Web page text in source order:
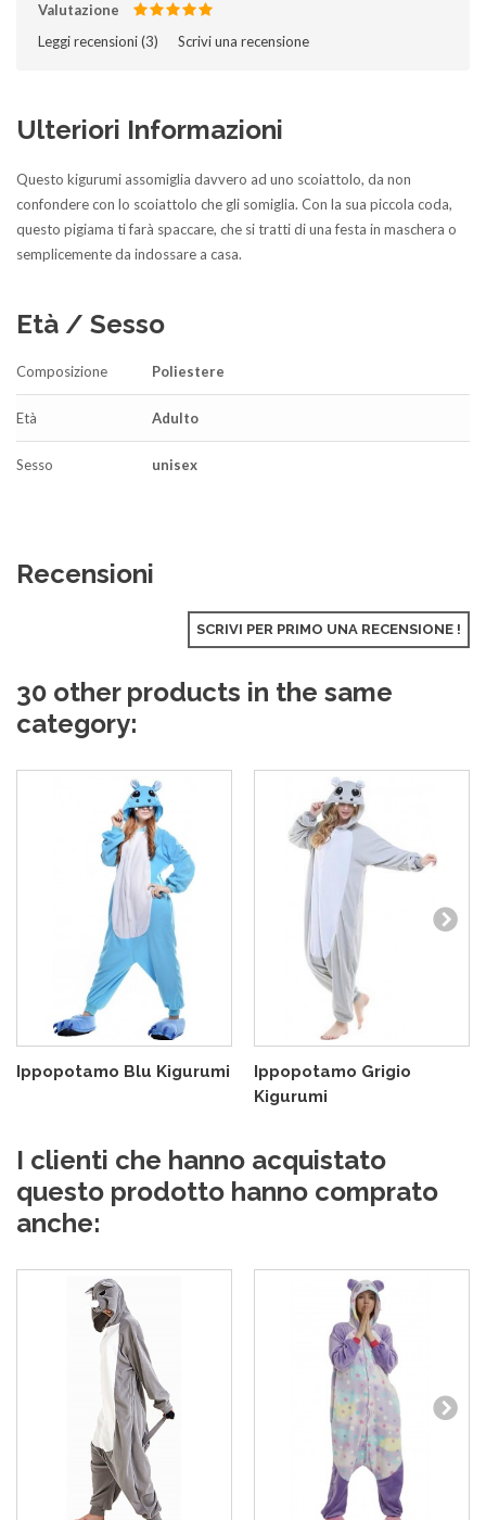
Valutazione
Leggi recensioni (3)‎ Scrivi una recensione
Ulteriori Informazioni
Questo kigurumi assomiglia davvero ad uno scoiattolo, da non
confondere con lo scoiattolo che gli somiglia. Con la sua piccola coda,
questo pigiama ti farà spaccare, che si tratti di una festa in maschera o
semplicemente da indossare a casa.
Età / Sesso
Composizione Poliestere
Età Adulto
Sesso unisex
Recensioni
SCRIVI PER PRIMO UNA RECENSIONE !
30 other products in the same
category:
Ippopotamo Blu Kigurumi
Ippopotamo Grigio
Kigurumi
I clienti che hanno acquistato
questo prodotto hanno comprato
anche: